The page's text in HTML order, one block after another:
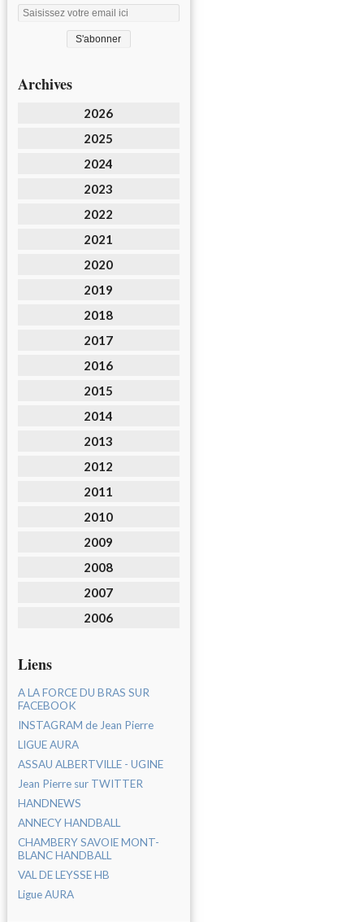
Archives
2026
2025
2024
2023
2022
2021
2020
2019
2018
2017
2016
2015
2014
2013
2012
2011
2010
2009
2008
2007
2006
Liens
A LA FORCE DU BRAS SUR
FACEBOOK
INSTAGRAM de Jean Pierre
LIGUE AURA
ASSAU ALBERTVILLE - UGINE
Jean Pierre sur TWITTER
HANDNEWS
ANNECY HANDBALL
CHAMBERY SAVOIE MONT-
BLANC HANDBALL
VAL DE LEYSSE HB
Ligue AURA